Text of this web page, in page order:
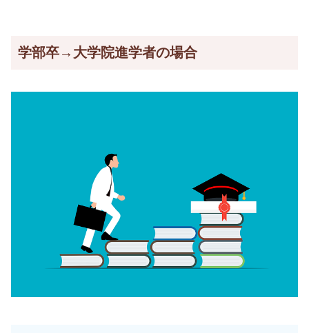
学部卒→大学院進学者の場合